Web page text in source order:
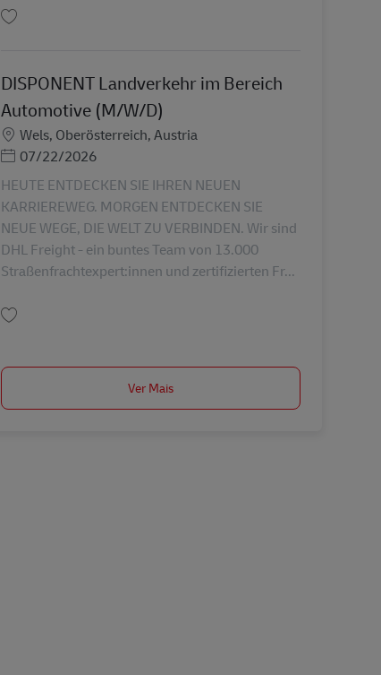
DISPONENT Landverkehr im Bereich
Automotive (M/W/D)
Localização
Wels, Oberösterreich, Austria
Posted Date
07/22/2026
HEUTE ENTDECKEN SIE IHREN NEUEN
KARRIEREWEG. MORGEN ENTDECKEN SIE
NEUE WEGE, DIE WELT ZU VERBINDEN. Wir sind
DHL Freight - ein buntes Team von 13.000
Straßenfrachtexpert:innen und zertifizierten Fr...
Ver Mais